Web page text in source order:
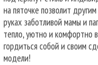
на пяточке позволит
руках заботливой мамы и
тепло, уютно и комфортно
гордиться собой и своим
модели!